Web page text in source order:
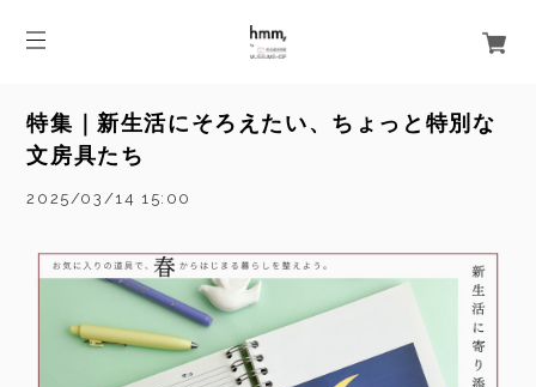
特集｜新生活にそろえたい、ちょっと特別な
文房具たち
2025/03/14 15:00